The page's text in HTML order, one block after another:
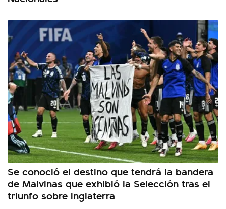
Se conoció el destino que tendrá la bandera
de Malvinas que exhibió la Selección tras el
triunfo sobre Inglaterra